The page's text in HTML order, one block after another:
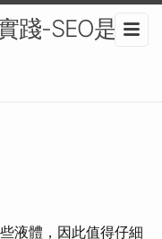
踐-SEO是什
液體，因此值得仔細